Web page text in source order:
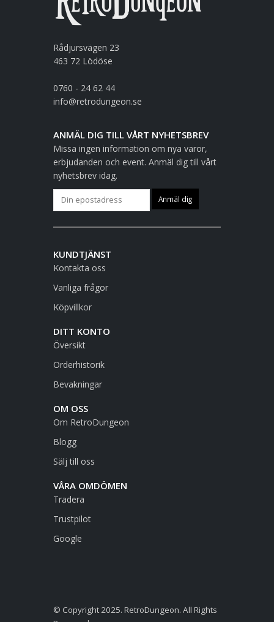
Rådjursvägen 23
463 72 Lödöse
0760 - 24 62 44
info@retrodungeon.se
ANMÄL DIG TILL VÅRT NYHETSBREV
Missa ingen information om nya varor,
erbjudanden och event. Anmäl dig till vårt
nyhetsbrev idag.
KUNDTJÄNST
Kontakta oss
Vanliga frågor
Köpvillkor
DITT KONTO
Översikt
Orderhistorik
Bevakningar
OM OSS
Om RetroDungeon
Blogg
Sälj till oss
VÅRA OMDÖMEN
Tradera
Trustpilot
Google
© Copyright 2025. RetroDungeon. All Rights